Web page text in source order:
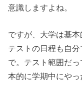
意識しますよね。
ですが、大学は基
テストの日程も自
で。テスト範囲だ
本的に学期中にやっ